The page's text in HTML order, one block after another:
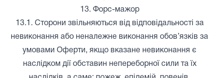
13. Форс-мажор
13.1. Сторони звільняються від відповідальності за
невиконання або неналежне виконання обов’язків за
умовами Оферти, якщо вказане невиконання є
наслідком дії обставин непереборної сили та їх